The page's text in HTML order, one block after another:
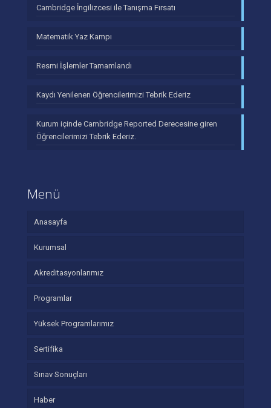
Cambridge İngilizcesi ile Tanışma Fırsatı
Matematik Yaz Kampı
Resmi İşlemler Tamamlandı
Kaydı Yenilenen Öğrencilerimizi Tebrik Ederiz
Kurum içinde Cambridge Reported Derecesine giren
Öğrencilerimizi Tebrik Ederiz.
Menü
Anasayfa
Kurumsal
Akreditasyonlarımız
Programlar
Yüksek Programlarımız
Sertifika
Sınav Sonuçları
Haber